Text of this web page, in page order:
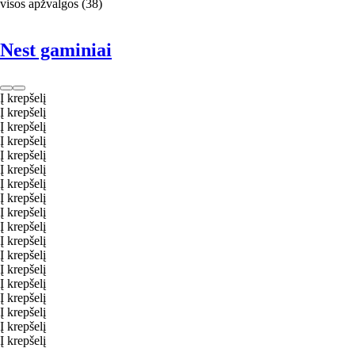
visos apžvalgos (38)
Nest gaminiai
Į krepšelį
Į krepšelį
Į krepšelį
Į krepšelį
Į krepšelį
Į krepšelį
Į krepšelį
Į krepšelį
Į krepšelį
Į krepšelį
Į krepšelį
Į krepšelį
Į krepšelį
Į krepšelį
Į krepšelį
Į krepšelį
Į krepšelį
Į krepšelį